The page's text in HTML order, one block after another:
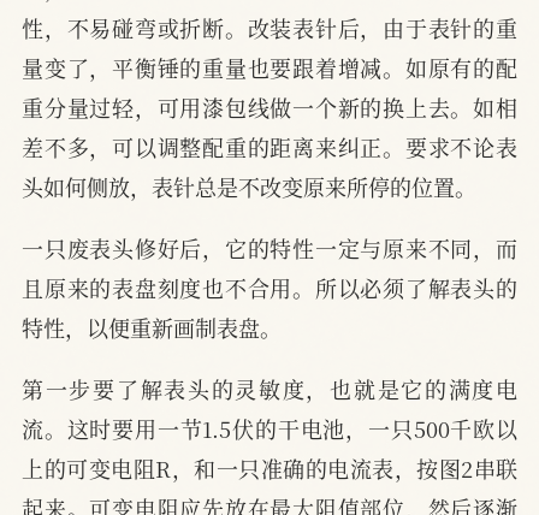
性，不易碰弯或折断。改装表针后，由于表针的重
量变了，平衡锤的重量也要跟着增减。如原有的配
重分量过轻，可用漆包线做一个新的换上去。如相
差不多，可以调整配重的距离来纠正。要求不论表
头如何侧放，表针总是不改变原来所停的位置。
一只废表头修好后，它的特性一定与原来不同，而
且原来的表盘刻度也不合用。所以必须了解表头的
特性，以便重新画制表盘。
第一步要了解表头的灵敏度，也就是它的满度电
流。这时要用一节1.5伏的干电池，一只500千欧以
上的可变电阻R，和一只准确的电流表，按图2串联
起来。可变电阻应先放在最大阻值部位，然后逐渐